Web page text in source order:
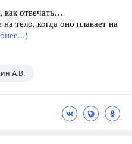
отвечать…
тело, когда оно плавает на
)
А.В.